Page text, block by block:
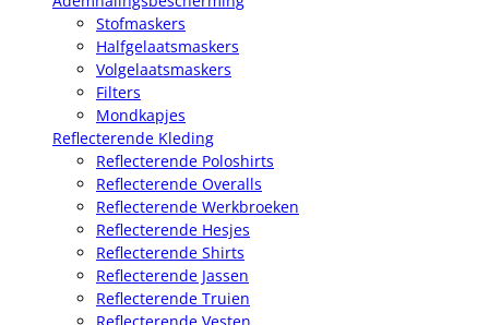
Stofmaskers
Halfgelaatsmaskers
Volgelaatsmaskers
Filters
Mondkapjes
Reflecterende Kleding
Reflecterende Poloshirts
Reflecterende Overalls
Reflecterende Werkbroeken
Reflecterende Hesjes
Reflecterende Shirts
Reflecterende Jassen
Reflecterende Truien